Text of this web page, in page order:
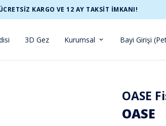
KARGO VE 12 AY TAKSİT İMKANI!
3D Gez Kurumsal Bayi Girişi
OASE
OASE